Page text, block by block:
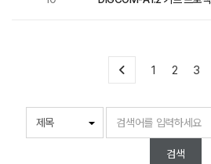
1 2 3
검색